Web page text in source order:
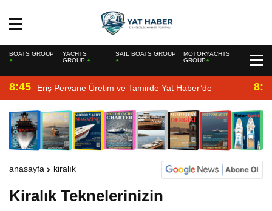
BOATS GROUP
YACHTS
GROUP
SAIL BOATS GROUP
MOTORYACHTS
GROUP
8:45 Eriş Pervane Üretim ve Tamirde Yat Haber’de
anasayfa kiralık
Kiralık Teknelerinizin